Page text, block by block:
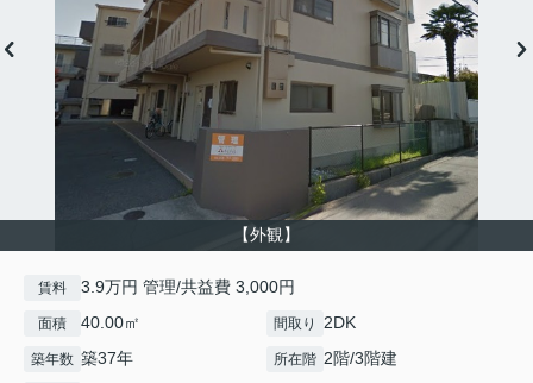
【外観】
賃料 3.9万円 管理/共益費 3,000円
面積 40.00㎡ 間取り 2DK
築年数 築37年 所在階 2階/3階建